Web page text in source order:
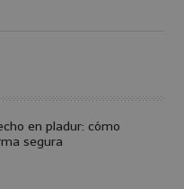
en pladur: cómo
segura